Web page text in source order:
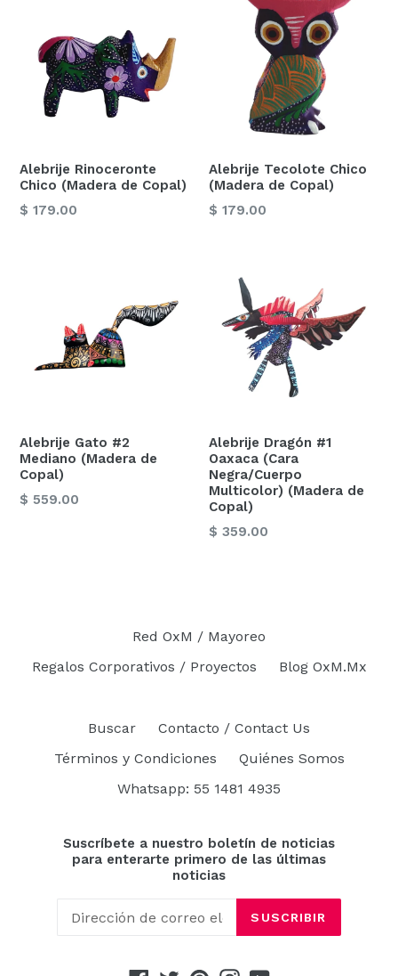
Alebrije Rinoceronte
Chico (Madera de Copal)
Precio
$ 179.00
Alebrije Tecolote Chico
(Madera de Copal)
Precio
$ 179.00
Alebrije Gato #2
Mediano (Madera de
Copal)
Precio
$ 559.00
Alebrije Dragón #1
Oaxaca (Cara
Negra/Cuerpo
Multicolor) (Madera de
Copal)
Precio
$ 359.00
Red OxM / Mayoreo
Regalos Corporativos / Proyectos
Blog OxM.Mx
Buscar
Contacto / Contact Us
Términos y Condiciones
Quiénes Somos
Whatsapp: 55 1481 4935
Suscríbete a nuestro boletín de noticias
para enterarte primero de las últimas
noticias
SUSCRIBIR